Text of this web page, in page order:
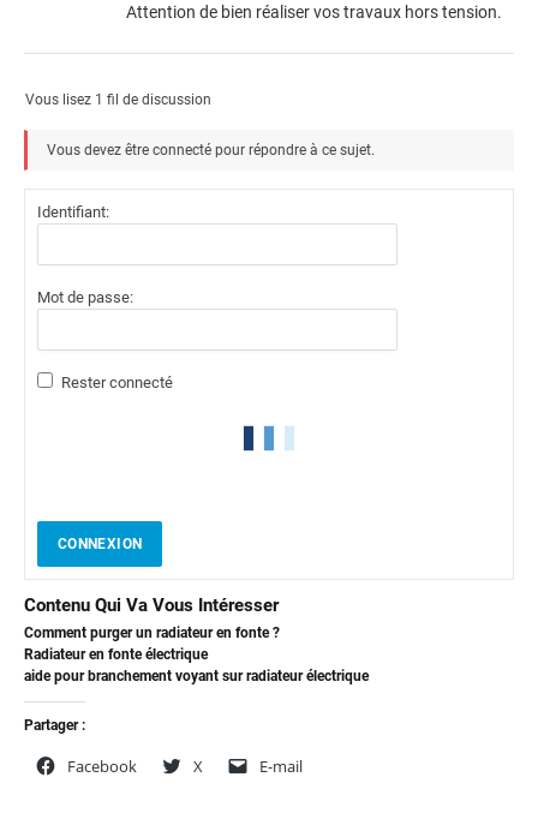
Attention de bien réaliser vos travaux hors tension.
Vous lisez 1 fil de discussion
Vous devez être connecté pour répondre à ce sujet.
Identifiant:
Mot de passe:
Rester connecté
CONNEXION
Contenu Qui Va Vous Intéresser
Comment purger un radiateur en fonte ?
Radiateur en fonte électrique
aide pour branchement voyant sur radiateur électrique
Partager :
Facebook X E-mail